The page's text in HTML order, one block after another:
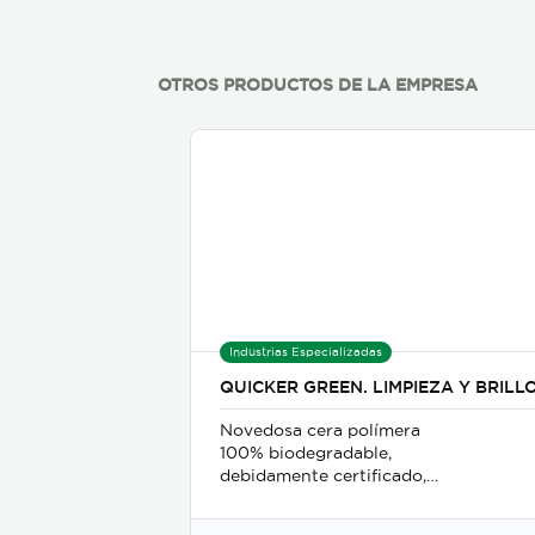
OTROS PRODUCTOS DE LA EMPRESA
Industrias Especializadas
QUICKER GREEN. LIMPIEZA Y
Novedosa cera polímera
100% biodegradable,
debidamente certificado,
protege y da brillo al